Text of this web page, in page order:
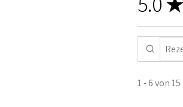
1 - 6 von 15